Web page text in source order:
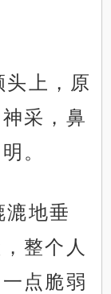
上，原
采，鼻
。
漉地垂
整个人
点脆弱